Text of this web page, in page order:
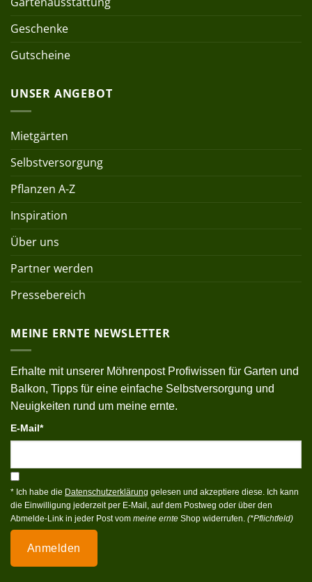
Geschenke
Gutscheine
UNSER ANGEBOT
Mietgärten
Selbstversorgung
Pflanzen A-Z
Inspiration
Über uns
Partner werden
Pressebereich
MEINE ERNTE NEWSLETTER
Erhalte mit unserer Möhrenpost Profiwissen für Garten und
Balkon, Tipps für eine einfache Selbstversorgung und
Neuigkeiten rund um meine ernte.
E-Mail*
* Ich habe die Datenschutzerklärung gelesen und akzeptiere diese. Ich kann
die Einwilligung jederzeit per E-Mail, auf dem Postweg oder über den
Abmelde-Link in jeder Post vom meine ernte Shop widerrufen. (*Pflichtfeld)
Anmelden